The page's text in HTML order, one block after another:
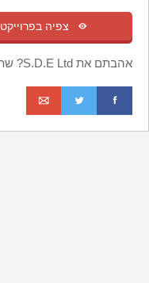
m צפיה בפרוייקט
אהבתם את S.D.E Ltd? שתפו!
f
t
o